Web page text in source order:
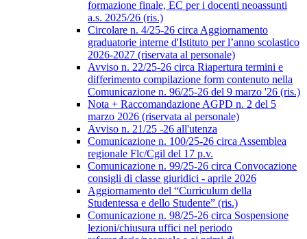
formazione finale, EC per i docenti neoassunti
a.s. 2025/26 (ris.)
Circolare n. 4/25-26 circa Aggiornamento
graduatorie interne d'Istituto per l’anno scolastico
2026-2027 (riservata al personale)
Avviso n. 22/25-26 circa Riapertura termini e
differimento compilazione form contenuto nella
Comunicazione n. 96/25-26 del 9 marzo '26 (ris.)
Nota + Raccomandazione AGPD n. 2 del 5
marzo 2026 (riservata al personale)
Avviso n. 21/25 -26 all'utenza
Comunicazione n. 100/25-26 circa Assemblea
regionale Flc/Cgil del 17 p.v.
Comunicazione n. 99/25-26 circa Convocazione
consigli di classe giuridici - aprile 2026
Aggiornamento del “Curriculum della
Studentessa e dello Studente” (ris.)
Comunicazione n. 98/25-26 circa Sospensione
lezioni/chiusura uffici nel periodo